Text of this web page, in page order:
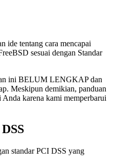
ide tentang cara mencapai
sesuai dengan Standar
ini BELUM LENGKAP dan
Meskipun demikian, panduan
karena kami memperbarui
standar PCI DSS yang